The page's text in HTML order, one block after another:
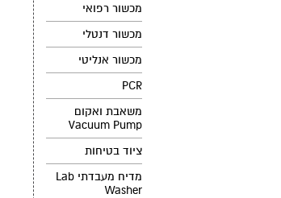
מכשור רפואי
מכשור דנטלי
מכשור אנליטי
PCR
משאבת ואקום
Vacuum Pump
ציוד בטיחות
מדיח מעבדתי Lab
Washer